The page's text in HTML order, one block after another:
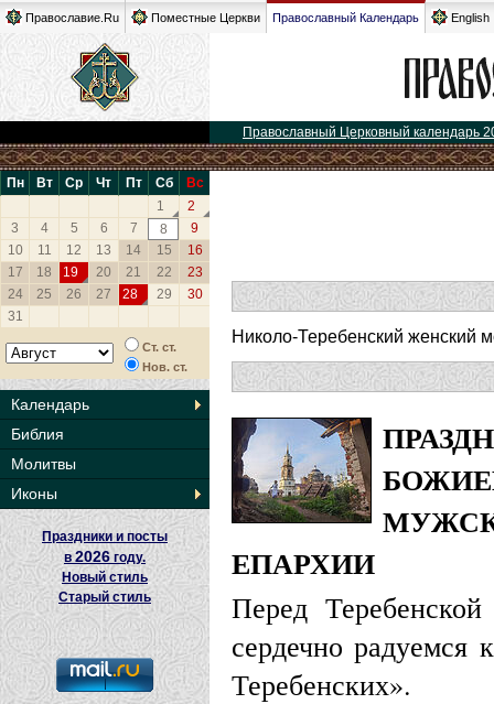
Православие.Ru Поместные Церкви Православный Календарь English
Православный Церковный календарь
Пн Вт Ср Чт Пт Сб
Вс
1
2
3
4 5 6 7 8
9
10
11 12 13 14 15
16
17
18 19 20 21 22
23
24
25 26 27 28 29
30
31
Ст. ст.
Нов. ст.
Календарь
Библия
Молитвы
Иконы
Праздники и посты
в2026 году.
Новый стиль
Старый стиль
Николо-Теребенский женский
ЕПАРХИИ
Перед
сердечно радуемся
Теребенских».